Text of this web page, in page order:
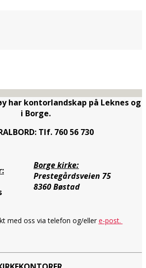
har kontorlandskap på Leknes og
i Borge.
Tlf. 760 56 730
Borge kirke:
Prestegårdsveien 75
8360 Bøstad
med oss via telefon og/ellere-post.